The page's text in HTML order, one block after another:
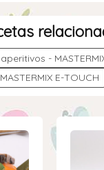
-
MASTERMIX E-TOUCH